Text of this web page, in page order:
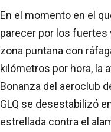
En el momento en el
parecer por los
zona puntana con
kilómetros por hora, la
Bonanza del aeroclub
GLQ se desestabilizó
estrellada contra el